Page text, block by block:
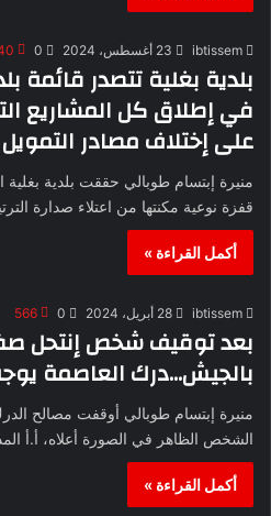
ibtissem 23 أغسطس، 2024 0
بلدية بغلية تتصدر قائمة
في إطلاق كل المشاريع
على إختلاف مصادر التمويل
منيرة إبتسام طوبالي حققت بلدية
قفزة نوعية مكنتها من اعتلاء صدارة
أكمل القراءة »
ibtissem 28 أبريل، 2024 0
566
بعد توقيف شخص إنتحل
بالجيش…درك العاصمة
منيرة إبتسام طوبالي أوقفت مصالح
الشخص الظاهر في الصورة أعلاه، أ.أ
أكمل القراءة »